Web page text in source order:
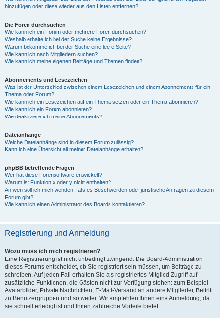
hinzufügen oder diese wieder aus den Listen entfernen?
Die Foren durchsuchen
Wie kann ich ein Forum oder mehrere Foren durchsuchen?
Weshalb erhalte ich bei der Suche keine Ergebnisse?
Warum bekomme ich bei der Suche eine leere Seite?
Wie kann ich nach Mitgliedern suchen?
Wie kann ich meine eigenen Beiträge und Themen finden?
Abonnements und Lesezeichen
Was ist der Unterschied zwischen einem Lesezeichen und einem Abonnements für ein
Thema oder Forum?
Wie kann ich ein Lesezeichen auf ein Thema setzen oder ein Thema abonnieren?
Wie kann ich ein Forum abonnieren?
Wie deaktiviere ich meine Abonnements?
Dateianhänge
Welche Dateianhänge sind in diesem Forum zulässig?
Kann ich eine Übersicht all meiner Dateianhänge erhalten?
phpBB betreffende Fragen
Wer hat diese Forensoftware entwickelt?
Warum ist Funktion x oder y nicht enthalten?
An wen soll ich mich wenden, falls es Beschwerden oder juristische Anfragen zu diesem
Forum gibt?
Wie kann ich einen Administrator des Boards kontaktieren?
Registrierung und Anmeldung
Wozu muss ich mich registrieren?
Eine Registrierung ist nicht unbedingt zwingend. Die Board-Administration
dieses Forums entscheidet, ob Sie registriert sein müssen, um Beiträge zu
schreiben. Auf jeden Fall erhalten Sie als registriertes Mitglied Zugriff auf
zusätzliche Funktionen, die Gästen nicht zur Verfügung stehen: zum Beispiel
Avatarbilder, Private Nachrichten, E-Mail-Versand an andere Mitglieder, Beitritt
zu Benutzergruppen und so weiter. Wir empfehlen Ihnen eine Anmeldung, da
sie schnell erledigt ist und Ihnen zahlreiche Vorteile bietet.